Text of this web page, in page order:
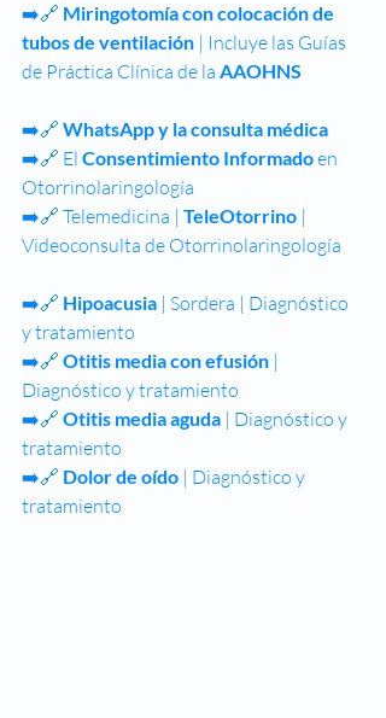
➡️🔗 Miringotomía con colocación de
tubos de ventilación | Incluye las Guías
de Práctica Clínica de la AAOHNS
➡️🔗 WhatsApp y la consulta médica
➡️🔗 El Consentimiento Informado en
Otorrinolaringología
➡️🔗 Telemedicina | TeleOtorrino |
Videoconsulta de Otorrinolaringología
➡️🔗 Hipoacusia | Sordera | Diagnóstico
y tratamiento
➡️🔗 Otitis media con efusión |
Diagnóstico y tratamiento
➡️🔗 Otitis media aguda | Diagnóstico y
tratamiento
➡️🔗 Dolor de oído | Diagnóstico y
tratamiento